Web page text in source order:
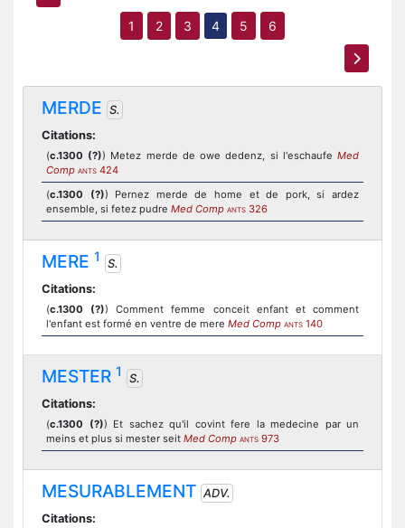
1 2 3 4 5 6
MERDE S.
Citations:
(c.1300 (?)) Metez merde de owe dedenz, si l'eschaufeMed
Comp ANTS 424
(c.1300 (?)) Pernez merde de home et de pork, si ardez
ensemble, si fetez pudre Med Comp ANTS 326
MERE 1
S.
Citations:
(c.1300 (?)) Comment femme conceit enfant et comment
l'enfant est formé en ventre de mere Med Comp ANTS 140
MESTER 1
S.
Citations:
(c.1300 (?)) Et sachez qu'il covint fere la medecine par un
meins et plus si mester seit Med Comp ANTS 973
MESURABLEMENT ADV.
Citations: